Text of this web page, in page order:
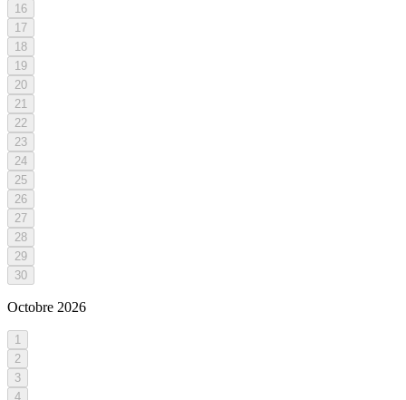
16
17
18
19
20
21
22
23
24
25
26
27
28
29
30
Octobre 2026
1
2
3
4